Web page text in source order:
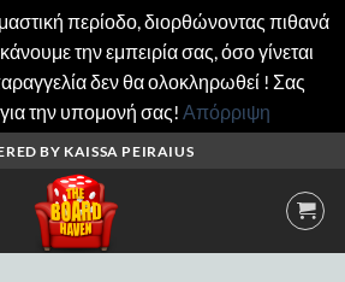
περίοδο, διορθώνοντας πιθανά
την εμπειρία σας, όσο γίνεται
δεν θα ολοκληρωθεί ! Σας
την υπομονή σας! Απόρριψη
BY KAISSA PEIRAIUS